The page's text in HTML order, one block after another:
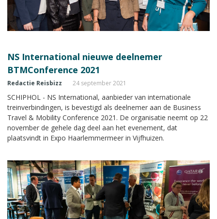
NS International nieuwe deelnemer
BTMConference 2021
Redactie Reisbizz 24 september 2021
SCHIPHOL - NS International, aanbieder van internationale
treinverbindingen, is bevestigd als deelnemer aan de Business
Travel & Mobility Conference 2021. De organisatie neemt op 22
november de gehele dag deel aan het evenement, dat
plaatsvindt in Expo Haarlemmermeer in Vijfhuizen.